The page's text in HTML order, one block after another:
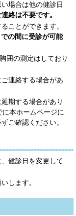
場合は他の健診日
絡は不要です。
ことができます。
の間に受診が可能
囲の測定はしており
連絡する場合があ
期する場合があり
本ホームページに
ご確認ください。
健診日を変更して
します。